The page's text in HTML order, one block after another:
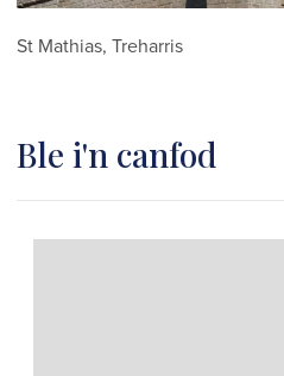
St Mathias, Treharris
Ble i'n canfod